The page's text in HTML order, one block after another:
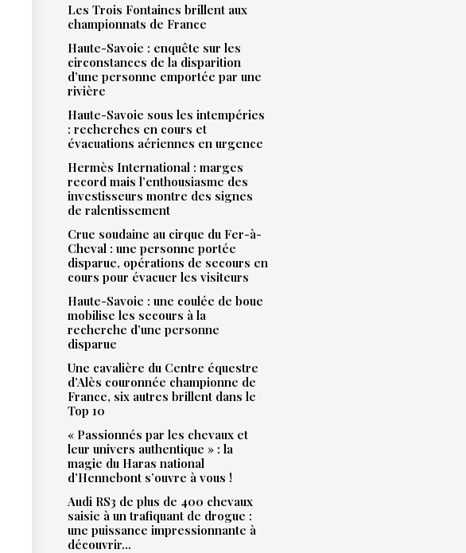
Les Trois Fontaines brillent aux
championnats de France
Haute-Savoie : enquête sur les
circonstances de la disparition
d’une personne emportée par une
rivière
Haute-Savoie sous les intempéries
: recherches en cours et
évacuations aériennes en urgence
Hermès International : marges
record mais l’enthousiasme des
investisseurs montre des signes
de ralentissement
Crue soudaine au cirque du Fer-à-
Cheval : une personne portée
disparue, opérations de secours en
cours pour évacuer les visiteurs
Haute-Savoie : une coulée de boue
mobilise les secours à la
recherche d’une personne
disparue
Une cavalière du Centre équestre
d’Alès couronnée championne de
France, six autres brillent dans le
Top 10
« Passionnés par les chevaux et
leur univers authentique » : la
magie du Haras national
d’Hennebont s’ouvre à vous !
Audi RS3 de plus de 400 chevaux
saisie à un trafiquant de drogue :
une puissance impressionnante à
découvrir…